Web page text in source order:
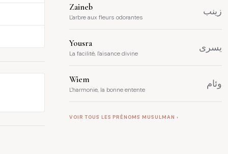
Zaineb
L'arbre aux fleurs odorantes
زينب
Yousra
La facilité, l'aisance divine
يسرى
Wiem
L'harmonie, la bonne entente
وئام
VOIR TOUS LES PRÉNOMS MUSULMAN ›